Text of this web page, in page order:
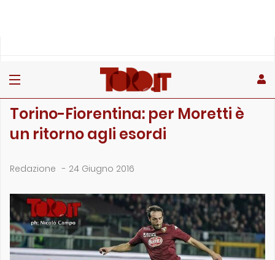
Torino-Fiorentina: per Moretti è
un ritorno agli esordi
Redazione - 24 Giugno 2016